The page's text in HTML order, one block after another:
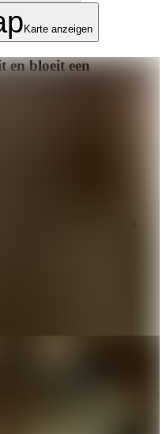
Karte anzeigen
en bloeit een